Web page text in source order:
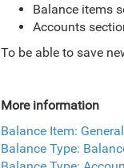
Balance items
Accounts
To be able to save
More information
Balance Item:
Balance Type: